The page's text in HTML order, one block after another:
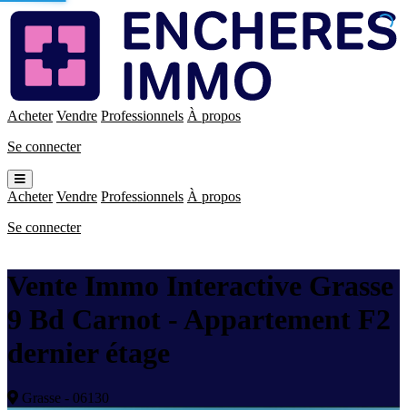
Enchères
Immo
Acheter Vendre Professionnels À propos
Se connecter
Ouvrir
le
menu
Acheter Vendre Professionnels À propos
Se connecter
Vente Immo Interactive Grasse
9 Bd Carnot - Appartement F2
dernier étage
Grasse - 06130